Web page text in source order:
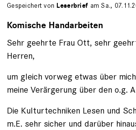
Gespeichert von Leserbrief am Sa.,
Komische Handarbeiten
Sehr geehrte Frau Ott, sehr
Herren,
um gleich vorweg etwas über
meine Verärgerung über den o.g.
Die Kulturtechniken Lesen und
m.E. sehr sicher und darüber